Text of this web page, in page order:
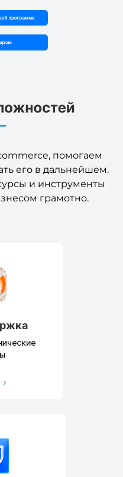
помогаем
его в дальнейшем.
и инструменты
грамотно.